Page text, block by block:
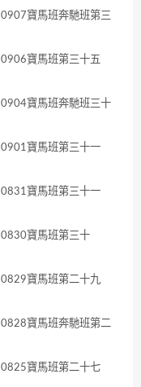
寶馬班奔馳班第三
寶馬班第三十五
寶馬班奔馳班三十
寶馬班第三十一
寶馬班第三十一
寶馬班第三十
寶馬班第二十九
寶馬班奔馳班第二
寶馬班第二十七